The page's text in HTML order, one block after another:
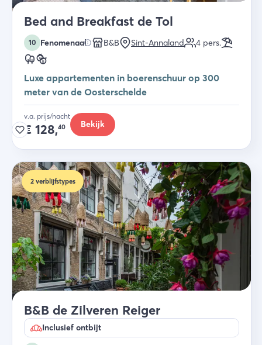
Bed and Breakfast de Tol
10 Fenomenaal B&B Sint-Annaland 4 pers.
Luxe appartementen in boerenschuur op 300
meter van de Oosterschelde
v.a. prijs/nacht
€ 128,40 Bekijk
2 verblijfstypes
B&B de Zilveren Reiger
Inclusief ontbijt